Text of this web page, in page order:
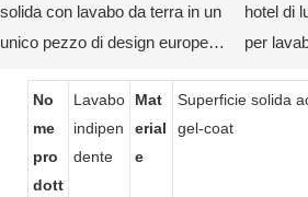
solida con lavabo da terra in un
unico pezzo di design europeo
hotel di
per
No
me
pro
dott
Lavabo
indipen
dente
Mat
erial
e
Superficie solida
gel-coat